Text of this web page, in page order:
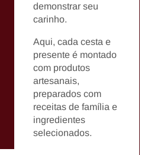
demonstrar seu
carinho.
Aqui, cada cesta e
presente é montado
com produtos
artesanais,
preparados com
receitas de família e
ingredientes
selecionados.